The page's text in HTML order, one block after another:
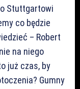
Stuttgartowi
co będzie
– Robert
na niego
już czas, by
Gumny